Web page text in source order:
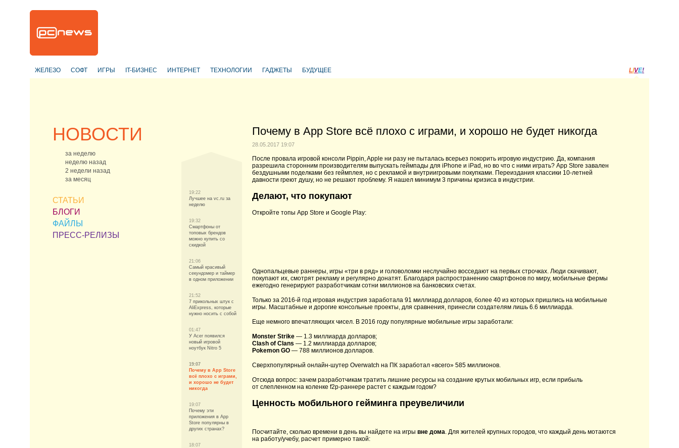
ЖЕЛЕЗО СОФТ ИГРЫ IT-БИЗНЕС ИНТЕРНЕТ ТЕХНОЛОГИИ ГАДЖЕТЫ БУДУЩЕЕ LIVE!
НОВОСТИ
за неделю
неделю назад
2 недели назад
за месяц
СТАТЬИ
БЛОГИ
ФАЙЛЫ
ПРЕСС-РЕЛИЗЫ
19:22
Лучшее на vc.ru за
неделю
19:32
Смартфоны от
топовых брендов
можно купить со
скидкой
21:06
Самый красивый
секундомер и таймер
в одном приложении
21:52
7 прикольных штук с
AliExpress, которые
нужно носить с собой
01:47
У Acer появился
новый игровой
ноутбук Nitro 5
19:07
Почему в App Store
всё плохо с играми,
и хорошо не будет
никогда
19:07
Почему эти
приложения в App
Store популярны в
других странах?
18:07
Почему в App Store всё плохо с играми, и хорошо не будет никогда
28.05.2017 19:07
После провала игровой консоли Pippin, Apple ни разу не пыталась всерьез покорить игровую индустрию. Да, компания
разрешила сторонним производителям выпускать геймпады для iPhone и iPad, но во что с ними играть? App Store завален
бездушными поделками без геймплея, но с рекламой и внутриигровыми покупками. Переиздания классики 10-летней
давности греют душу, но не решают проблему. Я нашел минимум 3 причины кризиса в индустрии.
Делают, что покупают
Откройте топы App Store и Google Play:
Однопальцевые раннеры, игры «три в ряд» и головоломки неслучайно восседают на первых строчках. Люди скачивают,
покупают их, смотрят рекламу и регулярно донатят. Благодаря распространению смартфонов по миру, мобильные фермы
ежегодно генерируют разработчикам сотни миллионов на банковских счетах.
Только за 2016-й год игровая индустрия заработала 91 миллиард долларов, более 40 из которых пришлись на мобильные
игры. Масштабные и дорогие консольные проекты, для сравнения, принесли создателям лишь 6.6 миллиарда.
Еще немного впечатляющих чисел. В 2016 году популярные мобильные игры заработали:
Monster Strike — 1.3 миллиарда долларов;
Clash of Clans — 1.2 миллиарда долларов;
Pokemon GO — 788 миллионов долларов.
Сверхпопулярный онлайн-шутер Overwatch на ПК заработал «всего» 585 миллионов.
Отсюда вопрос: зачем разработчикам тратить лишние ресурсы на создание крутых мобильных игр, если прибыль
от слепленном на коленке f2p-раннере растет с каждым годом?
Ценность мобильного гейминга преувеличили
Посчитайте, сколько времени в день вы найдете на игры вне дома. Для жителей крупных городов, что каждый день мотаются
на работу/учебу, расчет примерно такой: